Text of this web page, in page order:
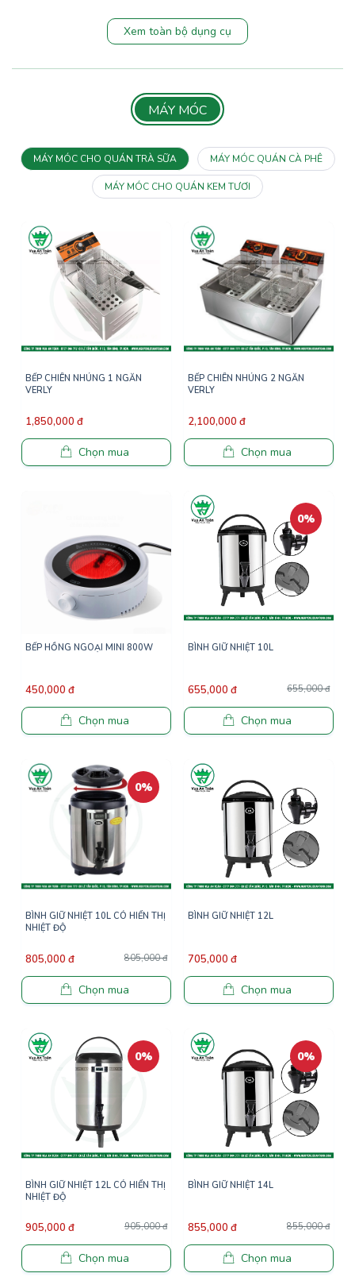
Xem toàn bộ dụng cụ
MÁY MÓC
MÁY MÓC CHO QUÁN TRÀ SỮA MÁY MÓC QUÁN CÀ PHÊ
MÁY MÓC CHO QUÁN KEM TƯƠI
BẾP CHIÊN NHÚNG 1 NGĂN
VERLY
1,850,000 đ
Chọn mua
BẾP CHIÊN NHÚNG 2 NGĂN
VERLY
2,100,000 đ
Chọn mua
BẾP HỒNG NGOẠI MINI 800W
450,000 đ
Chọn mua
0%
BÌNH GIỮ NHIỆT 10L
655,000 đ 655,000 đ
Chọn mua
0%
BÌNH GIỮ NHIỆT 10L CÓ HIỂN THỊ
NHIỆT ĐỘ
805,000 đ 805,000 đ
Chọn mua
BÌNH GIỮ NHIỆT 12L
705,000 đ
Chọn mua
0%
BÌNH GIỮ NHIỆT 12L CÓ HIỂN THỊ
NHIỆT ĐỘ
905,000 đ 905,000 đ
Chọn mua
0%
BÌNH GIỮ NHIỆT 14L
855,000 đ 855,000 đ
Chọn mua